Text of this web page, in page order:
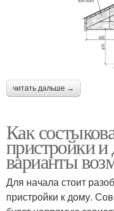
читать дальше →
Как
пристройки
варианты
Для начала стоит
пристройки к дому.